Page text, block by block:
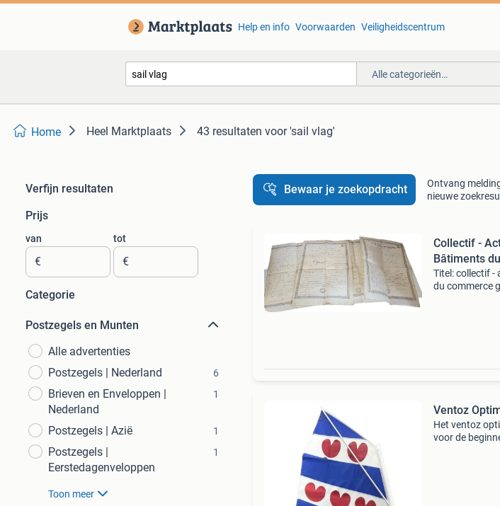
Help en info Voorwaarden Veiligheidscentrum
Alle categorieën…
Home Heel Marktplaats 43 resultaten voor 'sail vlag'
Verfijn resultaten
Prijs
van
€
tot
€
Categorie
Postzegels en Munten
Alle advertenties
Postzegels | Nederland
6
Brieven en Enveloppen |
Nederland
1
Postzegels | Azië 1
Postzegels |
Eerstedagenveloppen
1
Toon meer
Bewaar je zoekopdracht
Ontvang
nieuwe
Collectif -
Bâtiments
Titel: collectif -
du commerce
Ventoz
Het ventoz
voor de